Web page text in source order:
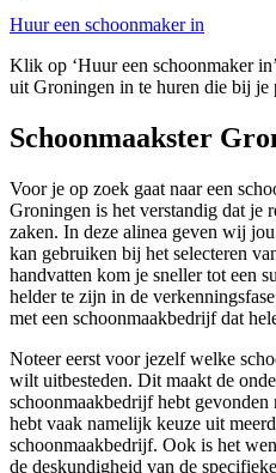
Huur een schoonmaker in
Klik op ‘Huur een schoonmaker
uit Groningen in te huren die bij je
Schoonmaakster
Voor je op zoek gaat naar een
Groningen is het verstandig dat je
zaken. In deze alinea geven wij
kan gebruiken bij het selecteren
handvatten kom je sneller tot een
helder te zijn in de
met een schoonmaakbedrijf dat
Noteer eerst voor jezelf welke
wilt uitbesteden. Dit maakt de
schoonmaakbedrijf hebt
hebt vaak namelijk keuze uit
schoonmaakbedrijf. Ook is het
de deskundigheid van de